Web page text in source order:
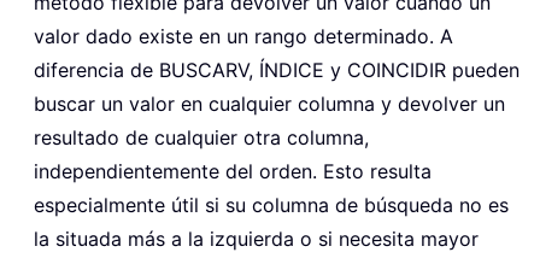
valor dado existe en un rango determinado. A
diferencia de BUSCARV, ÍNDICE y COINCIDIR pueden
buscar un valor en cualquier columna y devolver un
resultado de cualquier otra columna,
independientemente del orden. Esto resulta
especialmente útil si su columna de búsqueda no es
la situada más a la izquierda o si necesita mayor